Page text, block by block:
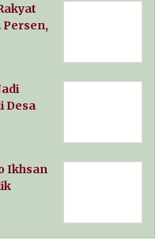
Persen,
Desa
Ikhsan